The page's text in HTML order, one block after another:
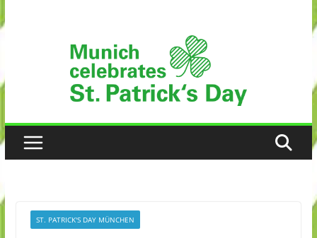
ST. PATRICK'S DAY MÜNCHEN